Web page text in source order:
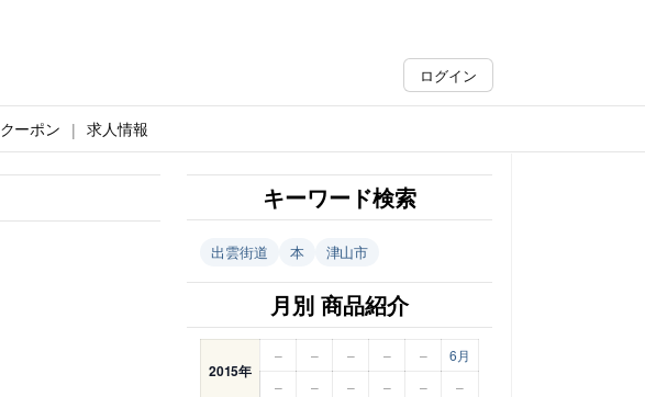
ログイン
クーポン 求人情報
キーワード検索
出雲街道 本 津山市
月別 商品紹介
2015年
– – – – –
6月
–
– – – – –